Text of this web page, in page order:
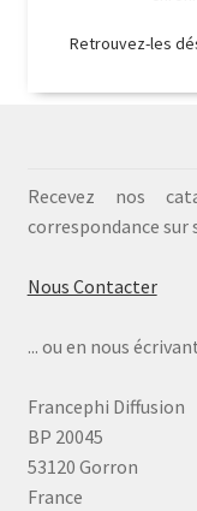
Retrouvez-les
Recevez nos
correspondance sur
Nous Contacter
... ou en nous
Francephi Diffusion
BP 20045
53120 Gorron
France